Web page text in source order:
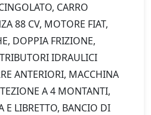
CARRO
88 CV, MOTORE FIAT,
DOPPIA FRIZIONE,
IDRAULICI
ANTERIORI, MACCHINA
A 4 MONTANTI,
E LIBRETTO, BANCIO DI